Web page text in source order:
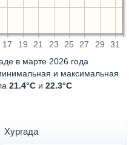
17 19 21 23 25 27 29 31
в марте 2026 года
и максимальная
21.4°C и 22.3°C
Хургада